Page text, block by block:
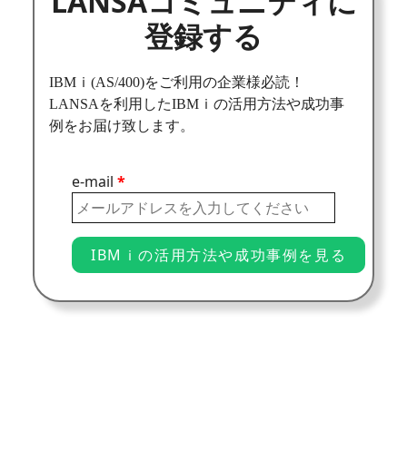
登録する
IBMｉ(AS/400)をご利用の企業様必読！
LANSAを利用したIBMｉの活用方法や成功事
例をお届け致します。
e-mail *